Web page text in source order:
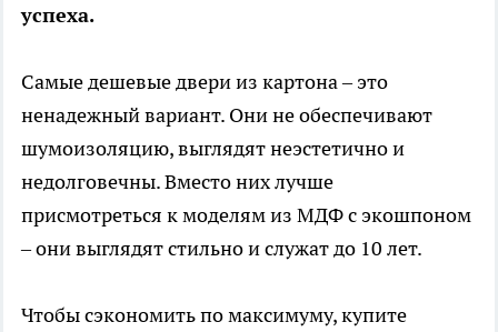
успеха.
Самые дешевые двери из картона – это
ненадежный вариант. Они не обеспечивают
шумоизоляцию, выглядят неэстетично и
недолговечны. Вместо них лучше
присмотреться к моделям из МДФ с экошпоном
– они выглядят стильно и служат до 10 лет.
Чтобы сэкономить по максимуму, купите